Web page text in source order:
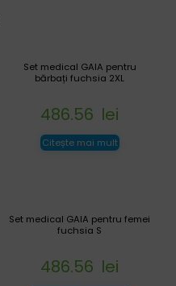
Set medical GAIA pentru
bărbați fuchsia 2XL
486.56 lei
Citește mai mult
Set medical GAIA pentru femei
fuchsia S
486.56 lei